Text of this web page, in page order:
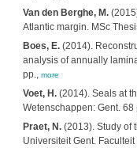
Van den Berghe, M.
Atlantic margin. MSc
Boes, E.(2014).
analysis of annually
pp., more
Voet, H.(2014). Seals at
Wetenschappen: Gent. 68
Praet, N.(2013). Study of
Universiteit Gent.